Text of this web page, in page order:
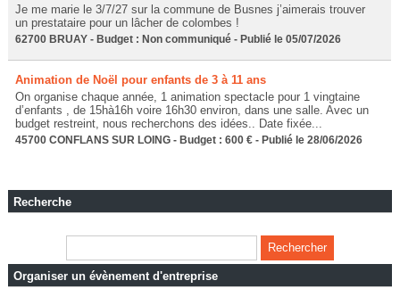
Je me marie le 3/7/27 sur la commune de Busnes j’aimerais trouver
un prestataire pour un lâcher de colombes !
62700 BRUAY - Budget : Non communiqué - Publié le 05/07/2026
Animation de Noël pour enfants de 3 à 11 ans
On organise chaque année, 1 animation spectacle pour 1 vingtaine
d’enfants , de 15hà16h voire 16h30 environ, dans une salle. Avec un
budget restreint, nous recherchons des idées.. Date fixée...
45700 CONFLANS SUR LOING - Budget : 600 € - Publié le 28/06/2026
Recherche
Organiser un évènement d'entreprise